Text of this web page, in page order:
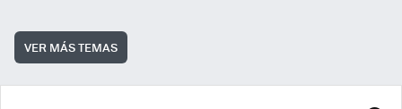
VER MÁS TEMAS